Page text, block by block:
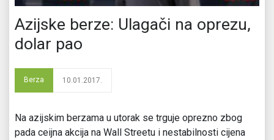
Azijske berze: Ulagači na oprezu,
dolar pao
Berza 10.01.2017.
Na azijskim berzama u utorak se trguje oprezno zbog
pada ceijna akcija na Wall Streetu i nestabilnosti cijena